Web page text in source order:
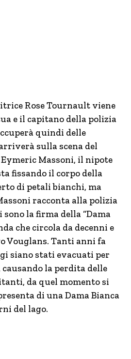
Rose Tournault viene
e il capitano della polizia
quindi delle
sulla scena del
Massoni, il nipote
fissando il corpo della
di petali bianchi, ma
racconta alla polizia
la firma della “Dama
che circola da decenni e
Vouglans. Tanti anni fa
siano stati evacuati per
la perdita delle
da quel momento si
di una Dama Bianca
del lago.